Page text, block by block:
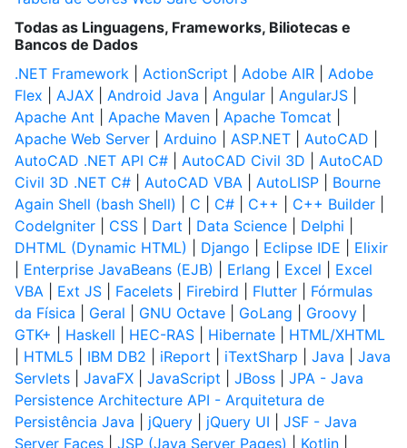
Todas as Linguagens, Frameworks, Biliotecas e
Bancos de Dados
.NET Framework
ActionScript Adobe AIR
Adobe
Flex
AJAX Android Java Angular AngularJS
Apache Ant
Apache Maven Apache Tomcat
Apache Web Server
Arduino ASP.NET AutoCAD
AutoCAD .NET API C#
AutoCAD Civil 3D
AutoCAD
Civil 3D .NET C#
AutoCAD VBA AutoLISP
Bourne
Again Shell (bash Shell)
C C# C++ C++ Builder
CodeIgniter
CSS Dart Data Science Delphi
DHTML (Dynamic HTML)
Django Eclipse IDE
Elixir
Enterprise JavaBeans (EJB) Erlang Excel
Excel
VBA
Ext JS Facelets Firebird Flutter
Fórmulas
da Física
Geral GNU Octave GoLang Groovy
GTK+
Haskell HEC-RAS Hibernate
HTML/XHTML
HTML5 IBM DB2 iReport iTextSharp Java
Java
Servlets
JavaFX JavaScript JBoss
JPA - Java
Persistence Architecture API - Arquitetura de
Persistência Java
jQuery jQuery UI
JSF - Java
Server Faces
JSP (Java Server Pages) Kotlin